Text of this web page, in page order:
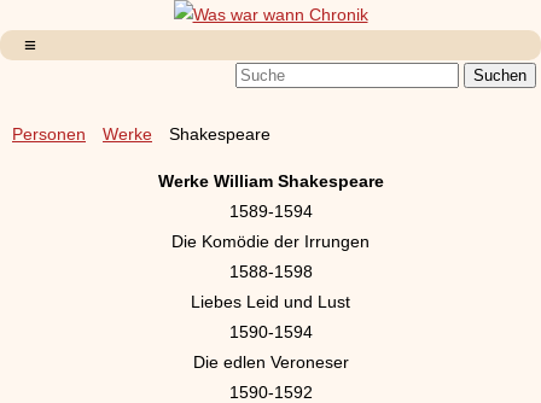
Personen Werke Shakespeare
Werke William Shakespeare
1589-1594
Die Komödie der Irrungen
1588-1598
Liebes Leid und Lust
1590-1594
Die edlen Veroneser
1590-1592